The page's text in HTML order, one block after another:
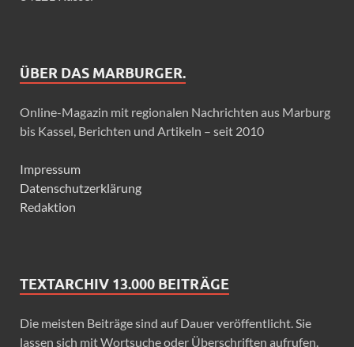
ÜBER DAS MARBURGER.
Online-Magazin mit regionalen Nachrichten aus Marburg
bis Kassel, Berichten und Artikeln – seit 2010
Impressum
Datenschutzerklärung
Redaktion
TEXTARCHIV 13.000 BEITRÄGE
Die meisten Beiträge sind auf Dauer veröffentlicht. Sie
lassen sich mit Wortsuche oder Überschriften aufrufen.